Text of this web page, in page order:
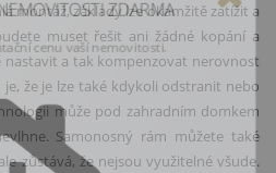
montáž, základy lze okamžitě zatížit a
muset řešit ani žádné kopání a
nastavit a tak kompenzovat nerovnost
že je lze také kdykoli odstranit nebo
může pod zahradním domkem
Samonosný rám můžete také
zůstává, že nejsou využitelné všude.
cenu vaší nemovitosti.